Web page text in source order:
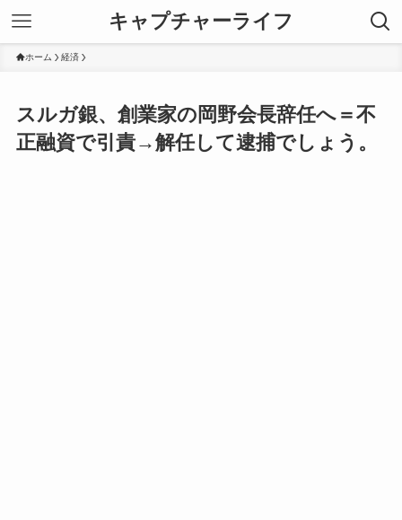
キャプチャーライフ
ホーム 経済
スルガ銀、創業家の岡野会長辞任へ＝不
正融資で引責→解任して逮捕でしょう。